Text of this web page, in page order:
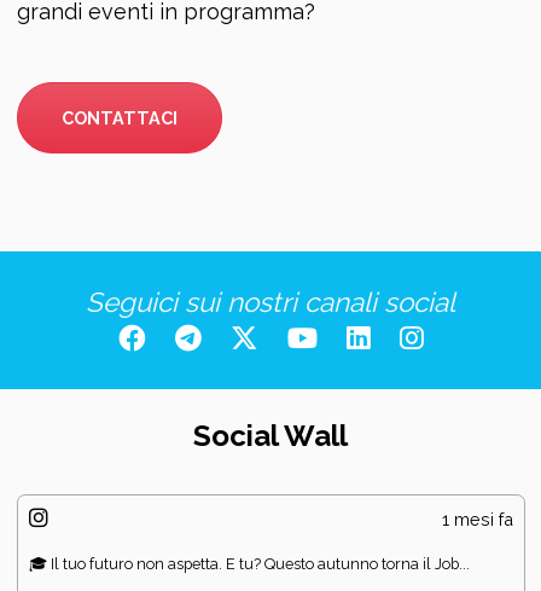
grandi eventi in programma?
CONTATTACI
Seguici sui nostri canali social
Social Wall
1 mesi fa
🎓 Il tuo futuro non aspetta. E tu? Questo autunno torna il Job...